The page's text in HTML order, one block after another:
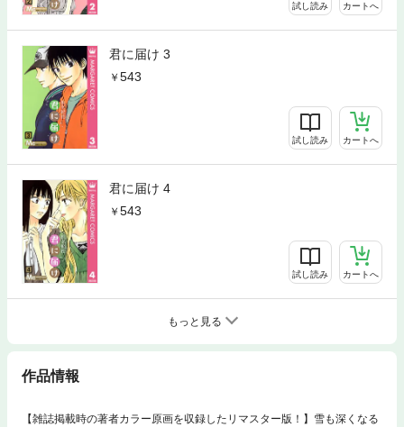
試し読み カートへ
君に届け 3
543
試し読み カートへ
君に届け 4
543
試し読み カートへ
もっと見る
作品情報
【雑誌掲載時の著者カラー原画を収録したリマスター版！】雪も深くなる